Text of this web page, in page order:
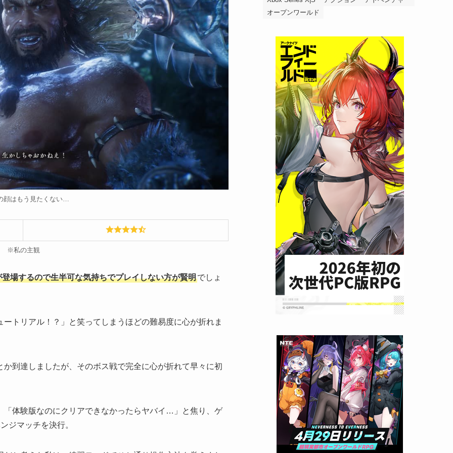
顔はもう見たくない…
※私の主観
場するので生半可な気持ちでプレイしない方が賢明でしょ
トリアル！？」と笑ってしまうほどの難易度に心が折れま
到達しましたが、そのボス戦で完全に心が折れて早々に初
体験版なのにクリアできなかったらヤバイ…」と焦り、ゲ
ジマッチを決行。
オープンワールド